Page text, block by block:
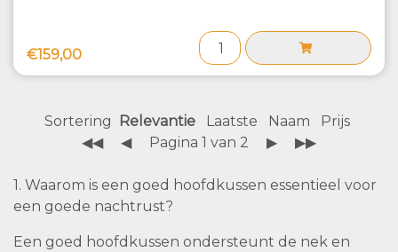
€159,00
Sortering Relevantie Laatste Naam
Prijs
◀◀
◀ Pagina 1 van 2 ▶ ▶▶
1. Waarom is een goed hoofdkussen essentieel voor
een goede nachtrust?
Een goed hoofdkussen ondersteunt de nek en